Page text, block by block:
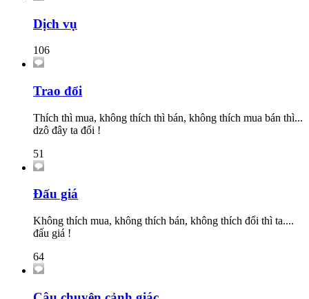
Dịch vụ
106
Trao đổi
Thích thì mua, không thích thì bán, không thích mua bán thì...
dzô đây ta đổi !
51
Đấu giá
Không thích mua, không thích bán, không thích đổi thì ta....
đấu giá !
64